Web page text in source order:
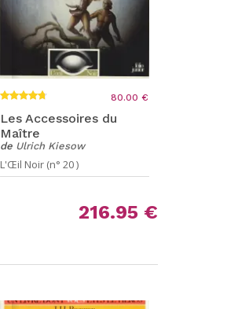
80.00 €
Les Accessoires du
Maître
de Ulrich Kiesow
L'Œil Noir (n° 20 )
216.95 €